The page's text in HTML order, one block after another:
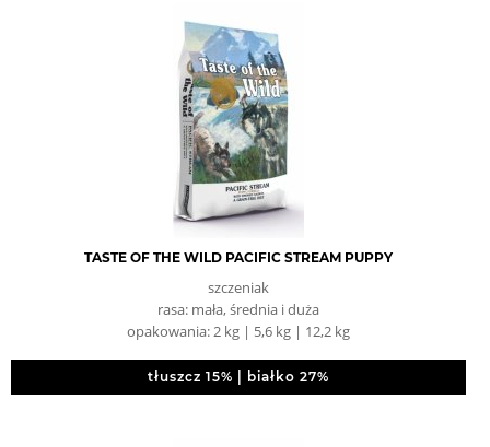
TASTE OF THE WILD PACIFIC STREAM PUPPY
szczeniak
rasa: mała, średnia i duża
opakowania: 2 kg | 5,6 kg | 12,2 kg
tłuszcz 15% | białko 27%